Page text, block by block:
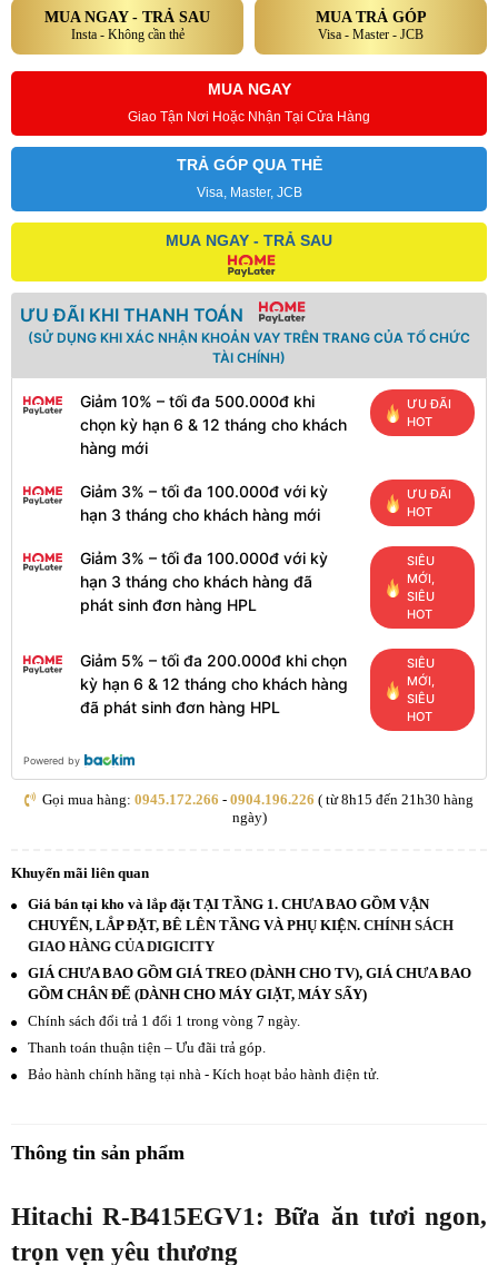
MUA NGAY - TRẢ SAU
Insta - Không cần thẻ
MUA TRẢ GÓP
Visa - Master - JCB
MUA NGAY
Giao Tận Nơi Hoặc Nhận Tại Cửa Hàng
TRẢ GÓP QUA THẺ
Visa, Master, JCB
MUA NGAY - TRẢ SAU
ƯU ĐÃI KHI THANH TOÁN
(SỬ DỤNG KHI XÁC NHẬN KHOẢN VAY TRÊN TRANG CỦA TỔ CHỨC
TÀI CHÍNH)
Giảm 10% – tối đa 500.000đ khi
chọn kỳ hạn 6 & 12 tháng cho khách
hàng mới
ƯU ĐÃI
HOT
Giảm 3% – tối đa 100.000đ với kỳ
hạn 3 tháng cho khách hàng mới
ƯU ĐÃI
HOT
Giảm 3% – tối đa 100.000đ với kỳ
hạn 3 tháng cho khách hàng đã
phát sinh đơn hàng HPL
SIÊU
MỚI,
SIÊU
HOT
Giảm 5% – tối đa 200.000đ khi chọn
kỳ hạn 6 & 12 tháng cho khách hàng
đã phát sinh đơn hàng HPL
SIÊU
MỚI,
SIÊU
HOT
Powered by
Gọi mua hàng: 0945.172.266 - 0904.196.226 ( từ 8h15 đến 21h30 hàng
ngày)
Khuyến mãi liên quan
Giá bán tại kho và lắp đặt TẠI TẦNG 1. CHƯA BAO GỒM VẬN
CHUYỂN, LẮP ĐẶT, BÊ LÊN TẦNG VÀ PHỤ KIỆN. CHÍNH SÁCH
GIAO HÀNG CỦA DIGICITY
GIÁ CHƯA BAO GỒM GIÁ TREO (DÀNH CHO TV), GIÁ CHƯA BAO
GỒM CHÂN ĐẾ (DÀNH CHO MÁY GIẶT, MÁY SẤY)
Chính sách đổi trả 1 đổi 1 trong vòng 7 ngày.
Thanh toán thuận tiện – Ưu đãi trả góp.
Bảo hành chính hãng tại nhà - Kích hoạt bảo hành điện tử.
Thông tin sản phẩm
Hitachi R-B415EGV1: Bữa ăn tươi ngon,
trọn vẹn yêu thương